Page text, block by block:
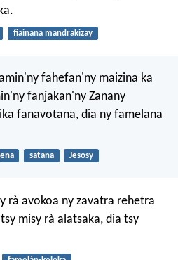
fiainana mandrakizay
fahefan'ny maizina ka
fanjakan'ny Zanany
fanavotana, dia ny famelana
satana Jesosy
rà avokoa ny zavatra rehetra
misy rà alatsaka, dia tsy